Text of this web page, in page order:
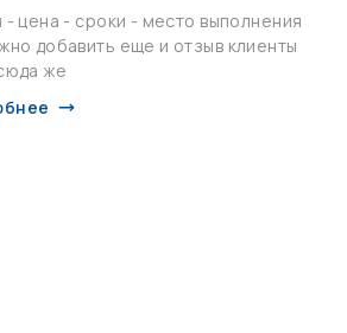
цена - сроки - место выполнения
добавить еще и отзыв клиенты
же